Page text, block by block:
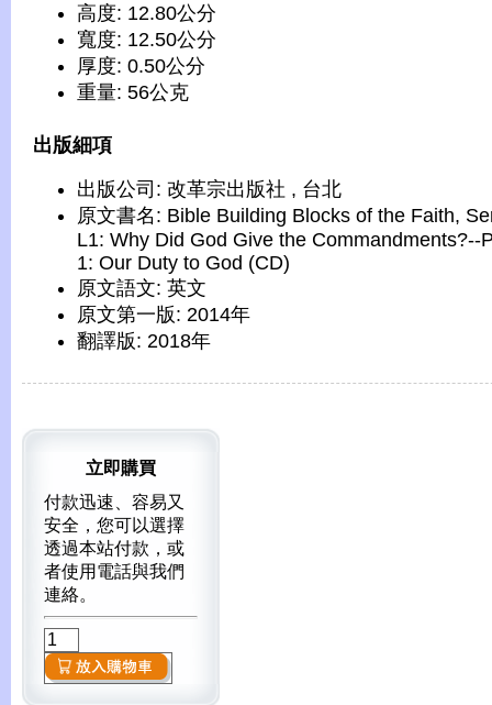
高度: 12.80公分
寬度: 12.50公分
厚度: 0.50公分
重量: 56公克
出版細項
出版公司: 改革宗出版社 , 台北
原文書名: Bible Building Blocks of the Faith,
L1: Why Did God Give the Commandments?--
1: Our Duty to God (CD)
原文語文: 英文
原文第一版: 2014年
翻譯版: 2018年
立即購買
付款迅速、容易又
安全，您可以選擇
透過本站付款，或
者使用電話與我們
連絡。